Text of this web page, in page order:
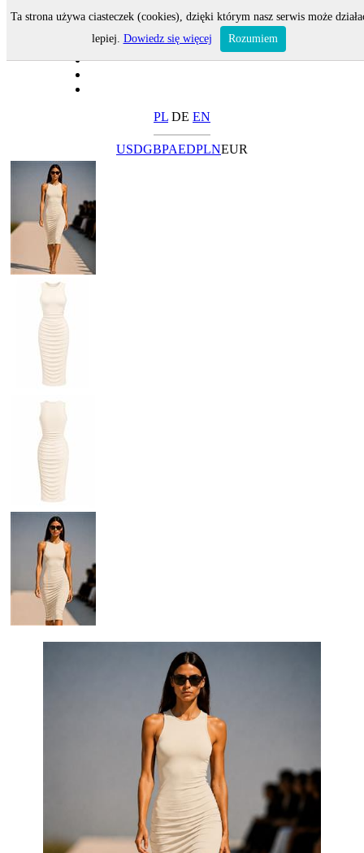
PL DE EN
USDGBPAEDPLNEUR
Ta strona używa ciasteczek (cookies), dzięki którym nasz serwis może
lepiej. Dowiedz się więcej Rozumiem